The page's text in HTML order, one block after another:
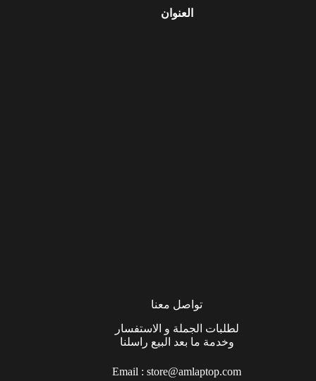
العنوان
تواصل معنا
لطلبات الجملة و الاستفسار
وخدمة ما بعد البيع راسلنا
Email :store@amlaptop.com